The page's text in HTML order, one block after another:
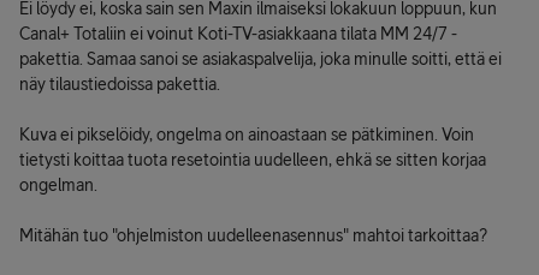
Ei löydy ei, koska sain sen Maxin ilmaiseksi lokakuun loppuun, kun
Canal+ Totaliin ei voinut Koti-TV-asiakkaana tilata MM 24/7 -
pakettia. Samaa sanoi se asiakaspalvelija, joka minulle soitti, että ei
näy tilaustiedoissa pakettia.
Kuva ei pikselöidy, ongelma on ainoastaan se pätkiminen. Voin
tietysti koittaa tuota resetointia uudelleen, ehkä se sitten korjaa
ongelman.
Mitähän tuo "ohjelmiston uudelleenasennus" mahtoi tarkoittaa?